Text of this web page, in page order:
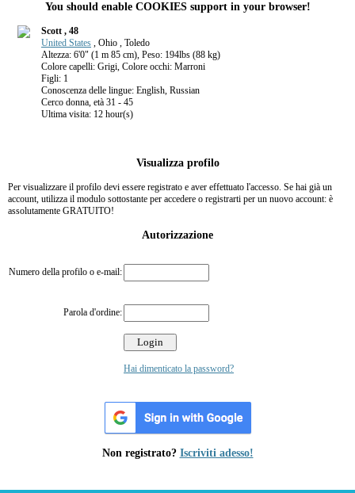
GALLERIA
RICERCA
You should enable COOKIES support in your browser!
Scott , 48
United States , Ohio , Toledo
Altezza: 6'0" (1 m 85 cm), Peso: 194lbs (88 kg)
Colore capelli: Grigi, Colore occhi: Marroni
Figli: 1
Conoscenza delle lingue: English, Russian
Cerco donna, età 31 - 45
Ultima visita: 12 hour(s)
Visualizza profilo
Per visualizzare il profilo devi essere registrato e aver effettuato l'accesso. Se hai già un
account, utilizza il modulo sottostante per accedere o registrarti per un nuovo account: è
assolutamente GRATUITO!
Autorizzazione
Numero della profilo o e-mail:
Parola d'ordine:
Hai dimenticato la password?
Non registrato? Iscriviti adesso!